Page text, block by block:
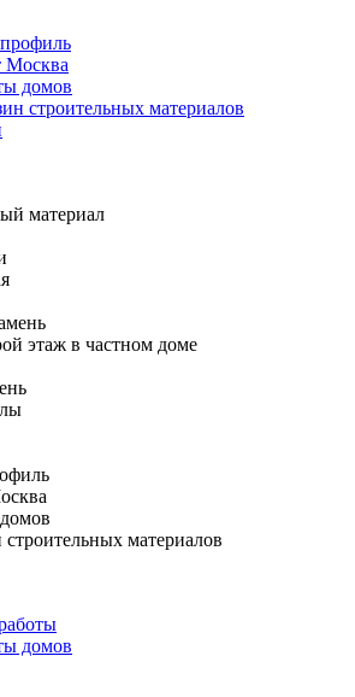
Москва
домов
строительных материалов
материал
этаж в частном доме
материалов
домов